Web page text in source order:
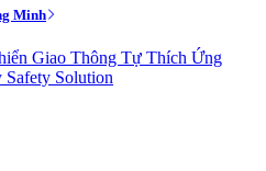
Minh
Giao Thông Tự Thích Ứng
Solution